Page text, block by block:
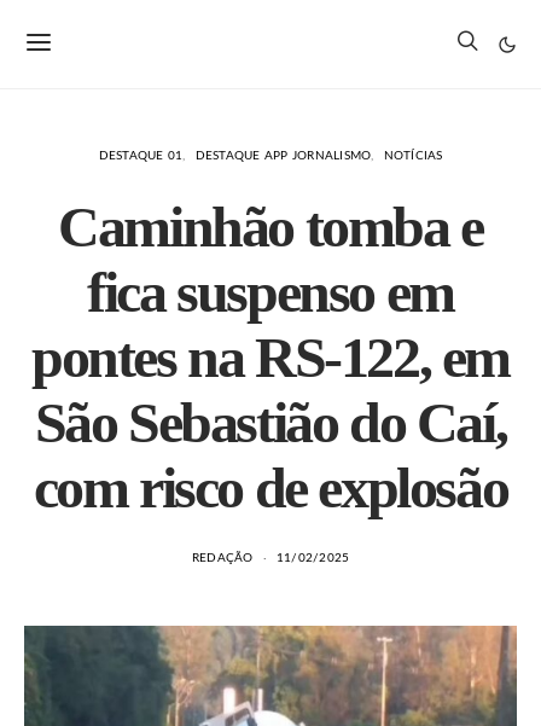
DESTAQUE 01 DESTAQUE APP JORNALISMO NOTÍCIAS
Caminhão tomba e
fica suspenso em
pontes na RS-122, em
São Sebastião do Caí,
com risco de explosão
REDAÇÃO 11/02/2025